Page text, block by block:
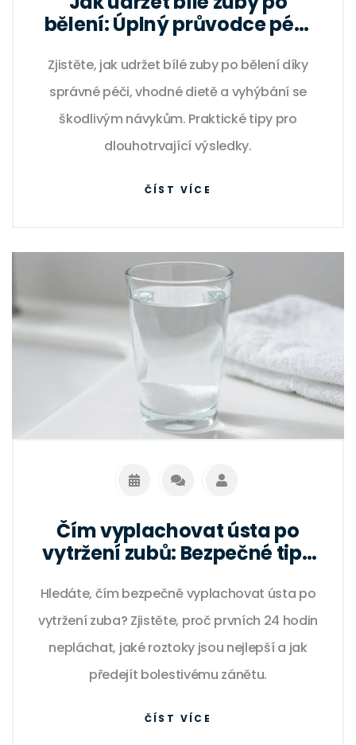
bělení: Úplný průvodce péčí
Zjistěte, jak udržet bílé zuby po bělení díky
správné péči, vhodné dietě a vyhýbání se
škodlivým návykům. Praktické tipy pro
dlouhotrvající výsledky.
ČÍST VÍCE
Čím vyplachovat ústa po
vytržení zubů: Bezpečné tipy
Hledáte, čím bezpečně vyplachovat ústa po
vytržení zuba? Zjistěte, proč prvních 24 hodin
nepláchat, jaké roztoky jsou nejlepší a jak
předejít bolestivému zánětu.
ČÍST VÍCE